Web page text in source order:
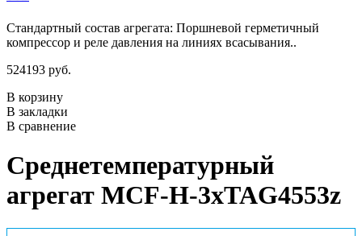
Стандартный состав агрегата: Поршневой герметичный
компрессор и реле давления на линиях всасывания..
524193 руб.
В корзину
В закладки
В сравнение
Среднетемпературный
агрегат MCF-H-3xTAG4553z